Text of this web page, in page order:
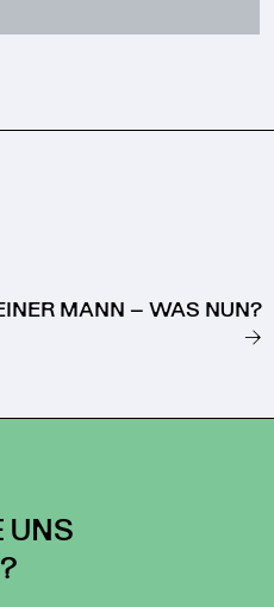
MANN – WAS NUN?
→
UNS